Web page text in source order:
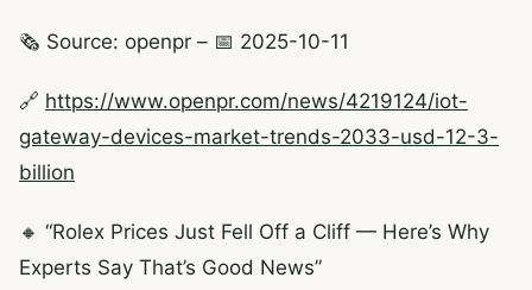
🗞️ Source: openpr – 📅 2025-10-11
🔗 https://www.openpr.com/news/4219124/iot-
gateway-devices-market-trends-2033-usd-12-3-
billion
🔸 “Rolex Prices Just Fell Off a Cliff — Here’s Why
Experts Say That’s Good News”